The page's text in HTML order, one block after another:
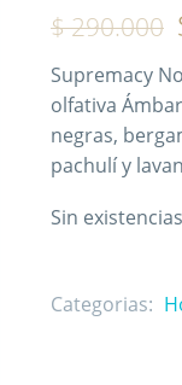
$290.000
Supremacy
olfativa
negras,
pachulí y
Sin existencias
Categorias: